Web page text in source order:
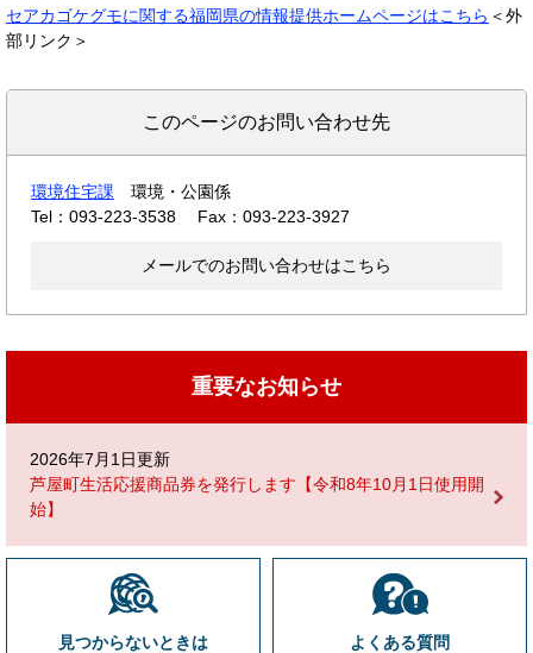
セアカゴケグモに関する福岡県の情報提供ホームページはこちら ＜外
部リンク＞
このページのお問い合わせ先
環境住宅課
環境・公園係
Tel：093-223-3538
Fax：093-223-3927
メールでのお問い合わせはこちら
重要なお知らせ
2026年7月1日更新
芦屋町生活応援商品券を発行します【令和8年10月1日使用開
始】
見つからないときは よくある質問